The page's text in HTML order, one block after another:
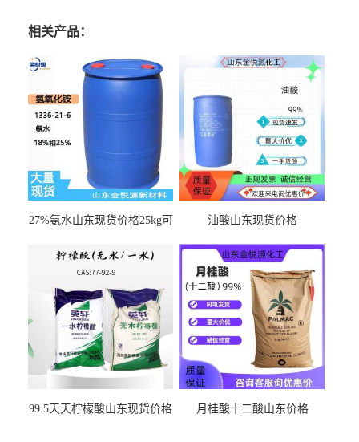
相关产品：
27%氨水山东现货价格25kg可
油酸山东现货价格
99.5天天柠檬酸山东现货价格 月桂酸十二酸山东价格